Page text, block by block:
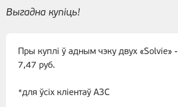
Выгадна купіць!
Пры куплi ў адным чэку двух «Solvie» -
7,47 руб.
*для ўсіх кліентаў АЗС